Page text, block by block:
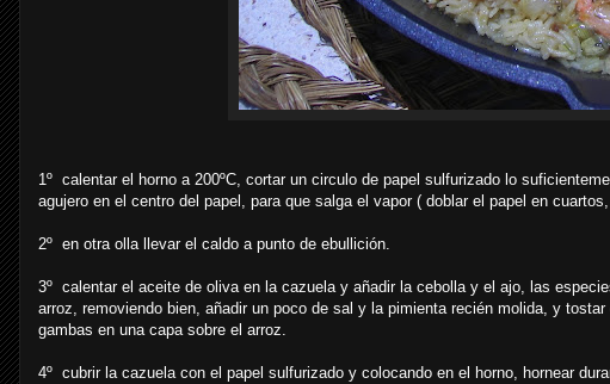
1º calentar el horno a 200ºC, cortar un circulo de papel sulfurizado lo
agujero en el centro del papel, para que salga el vapor ( doblar el papel en
2º en otra olla llevar el caldo a punto de ebullición.
3º calentar el aceite de oliva en la cazuela y añadir la cebolla y el ajo, las
arroz, removiendo bien, añadir un poco de sal y la pimienta recién molida, y
gambas en una capa sobre el arroz.
4º cubrir la cazuela con el papel sulfurizado y colocando en el horno, hornear